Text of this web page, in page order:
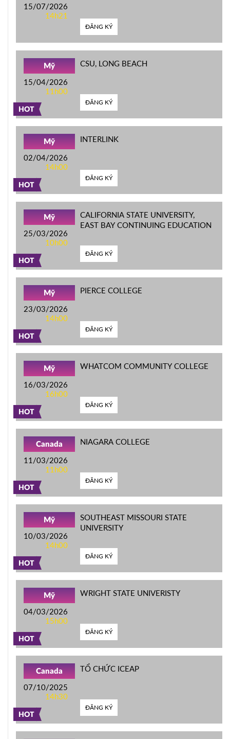
15/07/2026
14h21
ĐĂNG KÝ
HOT
Mỹ
15/04/2026
11h00
CSU, LONG BEACH
ĐĂNG KÝ
HOT
Mỹ
02/04/2026
14h00
INTERLINK
ĐĂNG KÝ
HOT
Mỹ
25/03/2026
10h00
CALIFORNIA STATE UNIVERSITY,
EAST BAY CONTINUING EDUCATION
ĐĂNG KÝ
HOT
Mỹ
23/03/2026
14h00
PIERCE COLLEGE
ĐĂNG KÝ
HOT
Mỹ
16/03/2026
16h00
WHATCOM COMMUNITY COLLEGE
ĐĂNG KÝ
HOT
Canada
11/03/2026
11h00
NIAGARA COLLEGE
ĐĂNG KÝ
HOT
Mỹ
10/03/2026
14h00
SOUTHEAST MISSOURI STATE
UNIVERSITY
ĐĂNG KÝ
HOT
Mỹ
04/03/2026
15h00
WRIGHT STATE UNIVERISTY
ĐĂNG KÝ
HOT
Canada
07/10/2025
14h30
TỔ CHỨC ICEAP
ĐĂNG KÝ